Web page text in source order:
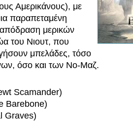
Αμερικάνους), με
παραπεταμένη
απόδραση μερικών
του Νιουτ, που
μπελάδες, τόσο
όσο και των Νο-Μαζ.
Scamander)
Barebone)
Graves)